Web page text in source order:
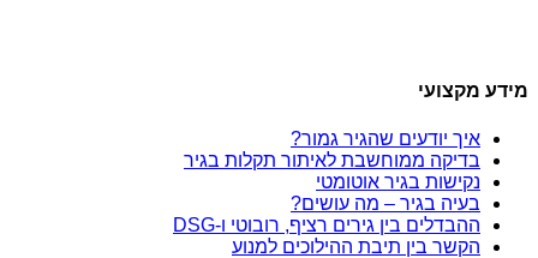
מידע מקצועי
איך יודעים שהגיר גמור?
בדיקה ממוחשבת לאיתור תקלות בגיר
נקישות בגיר אוטומטי
בעיה בגיר – מה עושים?
ההבדלים בין גירים רציף, רובוטי ו-DSG
הקשר בין תיבת ההילוכים למנוע